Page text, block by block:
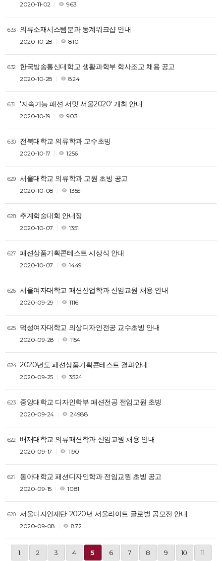
2020-11-02 963
633 의류소재시스템분과 동계워크샵 안내
2020-10-28 810
632 한국방송통신대학교 생활과학부 학사조교 채용 공고
2020-10-28 824
631 '지속가능 패션 서밋 서울2020' 개최 안내
2020-10-19 903
630 전북대학교 의류학과 교수초빙
2020-10-17 1256
629 서울대학교 의류학과 교원 초빙 공고
2020-10-08 1355
628 추계학술대회 안내장
2020-10-07 1351
627 패션상품기획콘테스트 시상식 안내
2020-10-07 1449
626 서울여자대학교 패션산업학과 신임교원 채용 안내
2020-09-29 1116
625 덕성여자대학교 의상디자인전공 교수초빙 안내
2020-09-28 1154
624 2020년도 패션상품기획콘테스트 결과안내
2020-09-25 3524
623 중앙대학교 디자인학부 패션전공 전임교원 초빙
2020-09-24 24988
622 배재대학교 의류패션학과 신임교원 채용 안내
2020-09-17 1190
621 동아대학교 패션디자인학과 전임교원 초빙 공고
2020-09-15 1081
620 서울디자인재단-2020년 서울라이트 글로벌 공모전 안내
2020-09-08 872
1 2 3 4 5 6 7 8 9 10 11